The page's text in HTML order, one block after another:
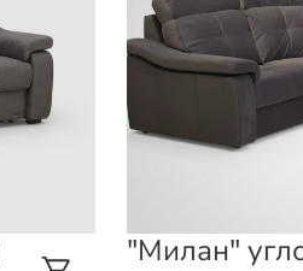
"Милан"